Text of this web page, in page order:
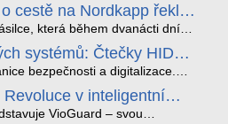
cestě na Nordkapp řekla
2 MAXkterá během dvanácti dní
2 MAX jsme vzali na trasu z
a finské Laponsko až na
v mrazu až −13 °C a mimo
není jen čára na mapě, ale
cesty.
systémů: Čtečky HID
bezpečnosti a digitalizace.
– moderní a vysoce univerzální
v inteligentní
VioGuard – svou